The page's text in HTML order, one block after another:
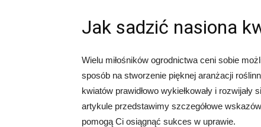
Jak sadzić nasiona
Wielu miłośników ogrodnictwa ceni sobie
sposób na stworzenie pięknej aranżacji
kwiatów prawidłowo wykiełkowały i
artykule przedstawimy szczegółowe
pomogą Ci osiągnąć sukces w uprawie.